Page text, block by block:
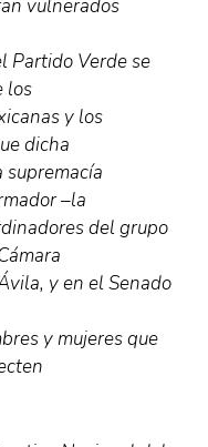
vulnerados
Partido Verde se
los
y los
dicha
supremacía
–la
del grupo
y en el Senado
y mujeres que